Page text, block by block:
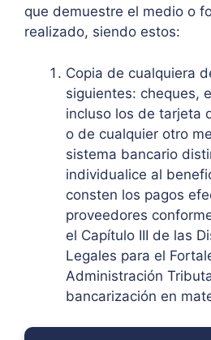
que demuestre el medio o
realizado, siendo estos:
Copia de cualquiera
siguientes: cheques,
incluso los de tarjeta
o de cualquier otro
sistema bancario
individualice al
consten los pagos
proveedores
el Capítulo III de las
Legales para el
Administración
bancarización en